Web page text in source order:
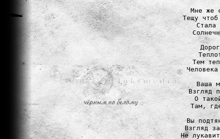
Мне же
Тещу
Стала
Тем
Ваша
Взгляд
О
Там,
Вы
Взгляд
Не